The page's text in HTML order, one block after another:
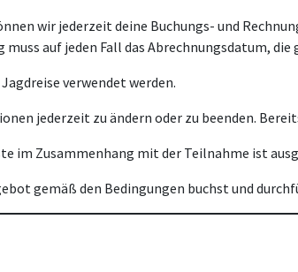
wir jederzeit deine Buchungs- und
auf jeden Fall das Abrechnungsdatum,
verwendet werden.
jederzeit zu ändern oder zu beenden.
im Zusammenhang mit der Teilnahme ist
gemäß den Bedingungen buchst und